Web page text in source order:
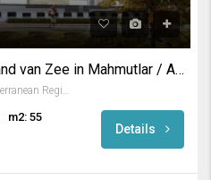
Appartementen Loopafstand van Zee in Mahmutlar / Alanya
m2: 55
Details